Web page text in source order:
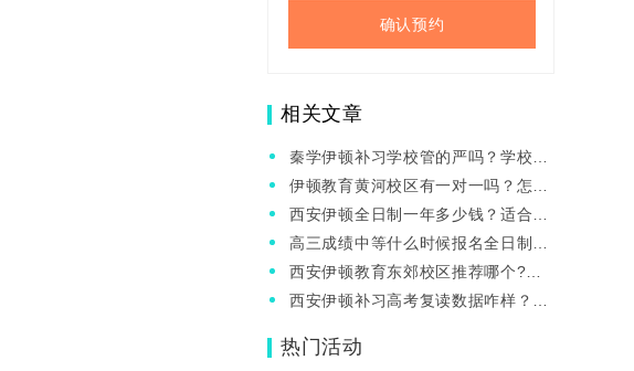
确认预约
相关文章
秦学伊顿补习学校管的严吗？学校环
境咋样？
伊顿教育黄河校区有一对一吗？怎么
收费的？
西安伊顿全日制一年多少钱？适合初
中生吗？
高三成绩中等什么时候报名全日制合
适？秦学伊顿推荐吗？
西安伊顿教育东郊校区推荐哪个?电
话多少？
西安伊顿补习高考复读数据咋样？适
热门活动